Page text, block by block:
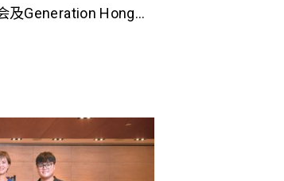
及Generation Hong
•创你程计划」
务联会颁发两项殊
学青年及3万名待业待
合作伙伴网络 完成培